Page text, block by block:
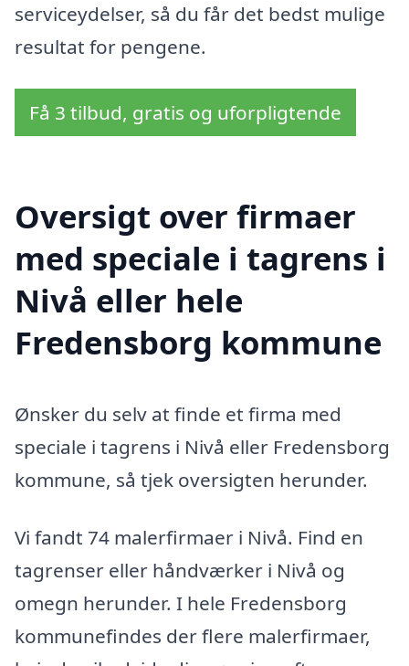
serviceydelser, så du får det bedst mulige
resultat for pengene.
Få 3 tilbud, gratis og uforpligtende
Oversigt over firmaer
med speciale i tagrens i
Nivå eller hele
Fredensborg kommune
Ønsker du selv at finde et firma med
speciale i tagrens i Nivå eller Fredensborg
kommune, så tjek oversigten herunder.
Vi fandt 74 malerfirmaer i Nivå. Find en
tagrenser eller håndværker i Nivå og
omegn herunder. I hele Fredensborg
kommunefindes der flere malerfirmaer,